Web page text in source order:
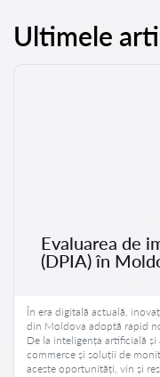
Ultimele
Evaluarea de
(DPIA) în
În era digitală actuală,
din Moldova adoptă rapid
De la inteligența artificială
commerce și soluții de
aceste oportunități, vin și